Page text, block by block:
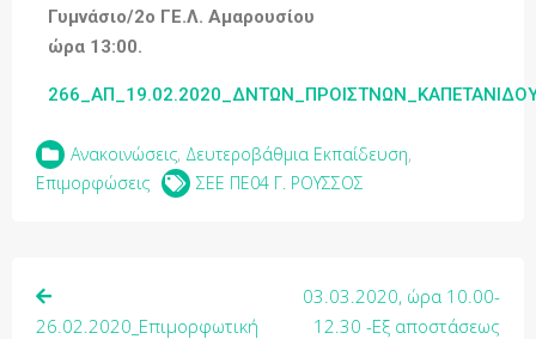
Γυμνάσιο/2ο ΓΕ.Λ. Αμαρουσίου
ώρα 13:00.
Ανακοινώσεις, Δευτεροβάθμια Εκπαίδευση,
Επιμορφώσεις
ΣΕΕ ΠΕ04 Γ. ΡΟΥΣΣΟΣ
26.02.2020_Επιμορφωτική
03.03.2020, ώρα 10.00-
12.30 -Εξ αποστάσεως